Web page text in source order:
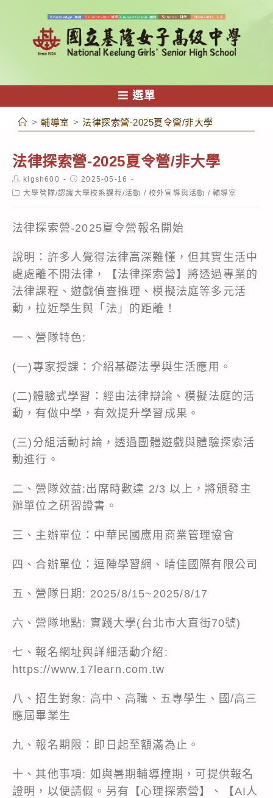
容
選單
> 輔導室 > 法律探索營-2025夏令營/非大學
法律探索營-2025夏令營/非大學
Post
author:
klgsh600
Post
published:
2025-05-16
Post大學營隊/認識大學校系課程/活動 / 校外宣導與活動 / 輔導室
法律探索營-2025夏令營報名開始
說明：許多人覺得法律高深難懂，但其實生活中
處處離不開法律，【法律探索營】將透過專業的
法律課程、遊戲偵查推理、模擬法庭等多元活
動，拉近學生與「法」的距離！
一、營隊特色:
(一)專家授課：介紹基礎法學與生活應用。
(二)體驗式學習：經由法律辯論、模擬法庭的活
動，有做中學，有效提升學習成果。
(三)分組活動討論，透過團體遊戲與體驗探索活
動進行。
二、營隊效益:出席時數達 2/3 以上，將頒發主
辦單位之研習證書。
三、主辦單位：中華民國應用商業管理協會
四、合辦單位：逗陣學習網、晴佳國際有限公司
五、營隊日期: 2025/8/15~2025/8/17
六、營隊地點: 實踐大學(台北市大直街70號)
七、報名網址與詳細活動介紹:
https://www.17learn.com.tw
八、招生對象: 高中、高職、五專學生、國/高三
應屆畢業生
九、報名期限：即日起至額滿為止。
十、其他事項: 如與暑期輔導撞期，可提供報名
證明，以便請假。另有【心理探索營】、【AI人